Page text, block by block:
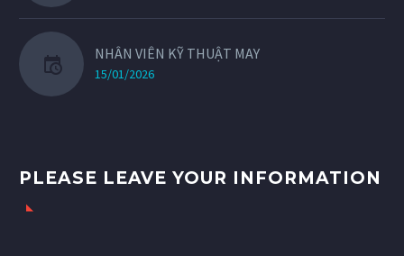
NHÂN VIÊN KỸ THUẬT MAY
15/01/2026
PLEASE LEAVE YOUR INFORMATION